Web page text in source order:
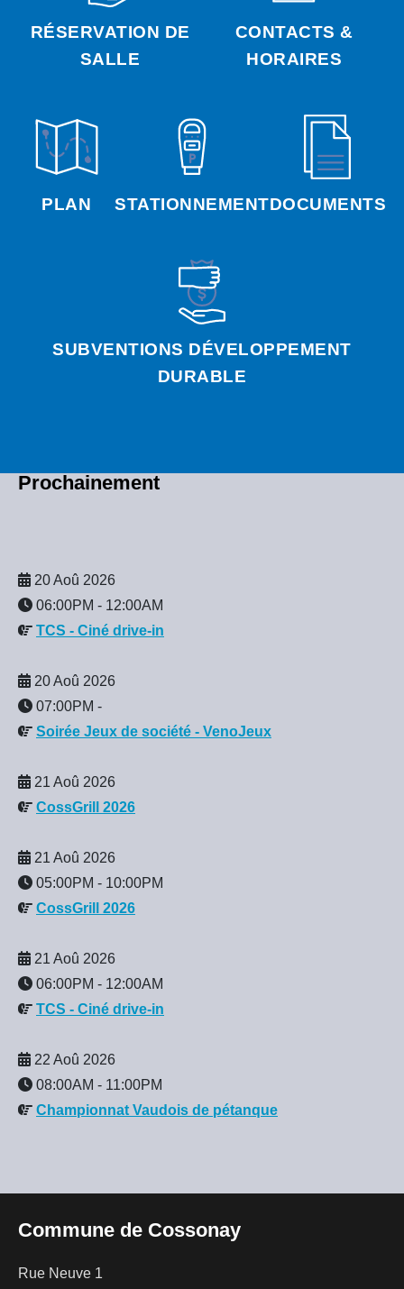
RÉSERVATION DE
SALLE
CONTACTS &
HORAIRES
PLAN STATIONNEMENTDOCUMENTS
SUBVENTIONS DÉVELOPPEMENT
DURABLE
Prochainement
20 Aoû 2026
06:00PM - 12:00AM
TCS - Ciné drive-in
20 Aoû 2026
07:00PM -
Soirée Jeux de société - VenoJeux
21 Aoû 2026
CossGrill 2026
21 Aoû 2026
05:00PM - 10:00PM
CossGrill 2026
21 Aoû 2026
06:00PM - 12:00AM
TCS - Ciné drive-in
22 Aoû 2026
08:00AM - 11:00PM
Championnat Vaudois de pétanque
Commune de Cossonay
Rue Neuve 1